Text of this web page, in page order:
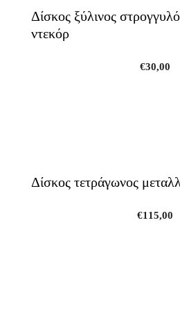
Δίσκος ξύλινος
ντεκόρ
€30,00
Δίσκος τετράγωνος
€115,00